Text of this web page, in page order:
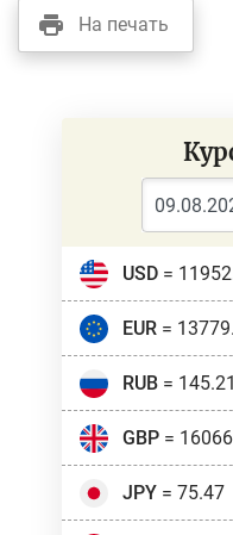
На печать
USD=
EUR=
RUB= 145.21
GBP=
JPY= 75.47